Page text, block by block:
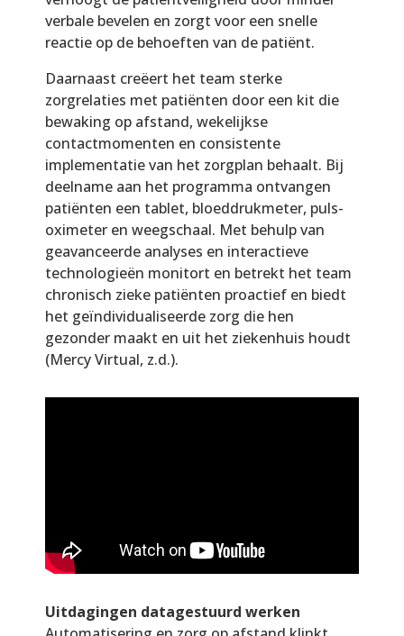
verbale bevelen en zorgt voor een snelle
reactie op de behoeften van de patiënt.
Daarnaast creëert het team sterke
zorgrelaties met patiënten door een kit die
bewaking op afstand, wekelijkse
contactmomenten en consistente
implementatie van het zorgplan behaalt. Bij
deelname aan het programma ontvangen
patiënten een tablet, bloeddrukmeter, puls-
oximeter en weegschaal. Met behulp van
geavanceerde analyses en interactieve
technologieën monitort en betrekt het team
chronisch zieke patiënten proactief en biedt
het geïndividualiseerde zorg die hen
gezonder maakt en uit het ziekenhuis houdt
(Mercy Virtual, z.d.).
Uitdagingen datagestuurd werken